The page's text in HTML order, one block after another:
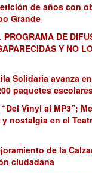
de años con
Grande
DE
Y NO
Solidaria avanza
paquetes
Vinyl al MP3”;
nostalgia en el
de la
ciudadana